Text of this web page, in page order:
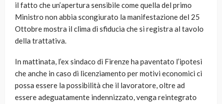
il fatto che un’apertura sensibile come quella del primo
Ministro non abbia scongiurato la manifestazione del 25
Ottobre mostra il clima di sfiducia che si registra al tavolo
della trattativa.
In mattinata, l’ex sindaco di Firenze ha paventato l’ipotesi
che anche in caso di licenziamento per motivi economici ci
possa essere la possibilità che il lavoratore, oltre ad
essere adeguatamente indennizzato, venga reintegrato